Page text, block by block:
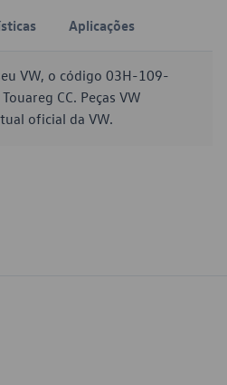
Aplicações
VW, o código 03H-109-
CC. Peças VW
oficial da VW.